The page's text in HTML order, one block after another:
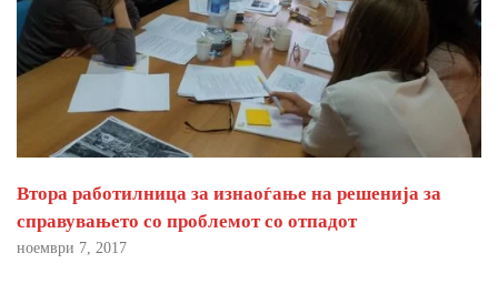
Втора работилница за изнаоѓање на решенија за
справувањето со проблемот со отпадот
ноември 7, 2017